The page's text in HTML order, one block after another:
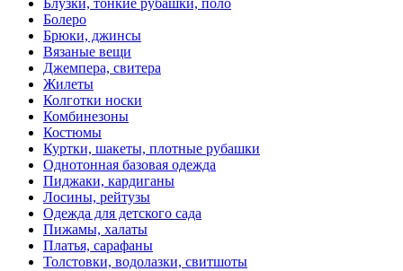
Болеро
Брюки, джинсы
Вязаные вещи
Джемпера, свитера
Жилеты
Колготки носки
Комбинезоны
Костюмы
Куртки, шакеты, плотные рубашки
Однотонная базовая одежда
Пиджаки, кардиганы
Лосины, рейтузы
Одежда для детского сада
Пижамы, халаты
Платья, сарафаны
Толстовки, водолазки, свитшоты